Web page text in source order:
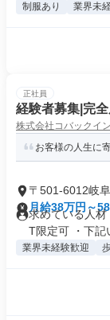
制服あり 業界未
正社員
経験者募集|完
株式会社コバックイ
お客様の人生に
〒501-6012岐
月給38万円～
求めている人
T限定可 ・下記
業界未経験歓迎